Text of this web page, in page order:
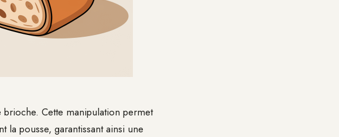
Cette manipulation permet
pousse, garantissant ainsi une